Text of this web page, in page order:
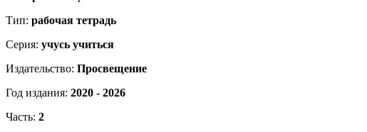
Тип: рабочая тетрадь
Серия: учусь учиться
Издательство: Просвещение
Год издания: 2020 - 2026
Часть: 2